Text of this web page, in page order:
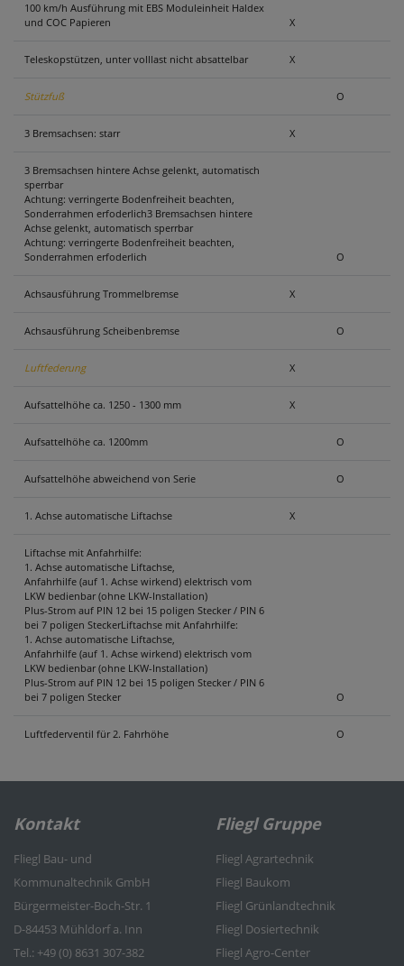
100 km/h Ausführung mit EBS Moduleinheit Haldex
und COC Papieren
X
Teleskopstützen, unter volllast nicht absattelbar X
Stützfuß O
3 Bremsachsen: starr X
3 Bremsachsen hintere Achse gelenkt, automatisch
sperrbar
Achtung: verringerte Bodenfreiheit beachten,
Sonderrahmen erfoderlich3 Bremsachsen hintere
Achse gelenkt, automatisch sperrbar
Achtung: verringerte Bodenfreiheit beachten,
Sonderrahmen erfoderlich
O
Achsausführung Trommelbremse X
Achsausführung Scheibenbremse O
Luftfederung X
Aufsattelhöhe ca. 1250 - 1300 mm X
Aufsattelhöhe ca. 1200mm O
Aufsattelhöhe abweichend von Serie O
1. Achse automatische Liftachse X
Liftachse mit Anfahrhilfe:
1. Achse automatische Liftachse,
Anfahrhilfe (auf 1. Achse wirkend) elektrisch vom
LKW bedienbar (ohne LKW-Installation)
Plus-Strom auf PIN 12 bei 15 poligen Stecker / PIN 6
bei 7 poligen SteckerLiftachse mit Anfahrhilfe:
1. Achse automatische Liftachse,
Anfahrhilfe (auf 1. Achse wirkend) elektrisch vom
LKW bedienbar (ohne LKW-Installation)
Plus-Strom auf PIN 12 bei 15 poligen Stecker / PIN 6
bei 7 poligen Stecker
O
Luftfederventil für 2. Fahrhöhe O
Kontakt
Fliegl Bau- und
Kommunaltechnik GmbH
Bürgermeister-Boch-Str. 1
D-84453 Mühldorf a. Inn
Tel.: +49 (0) 8631 307-382
Fliegl Gruppe
Fliegl Agrartechnik
Fliegl Baukom
Fliegl Grünlandtechnik
Fliegl Dosiertechnik
Fliegl Agro-Center